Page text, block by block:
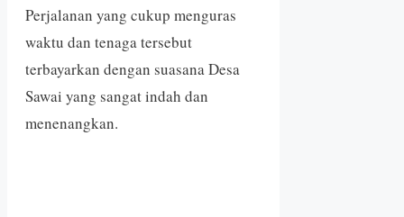
Perjalanan yang cukup menguras
waktu dan tenaga tersebut
terbayarkan dengan suasana Desa
Sawai yang sangat indah dan
menenangkan.